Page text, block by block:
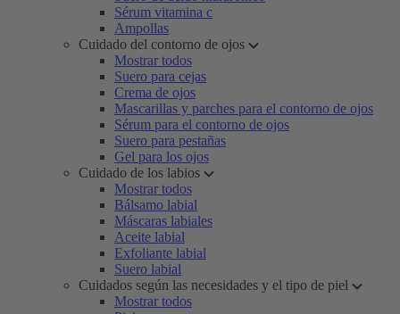
Sérum vitamina c
Ampollas
Cuidado del contorno de ojos
Mostrar todos
Suero para cejas
Crema de ojos
Mascarillas y parches para el contorno de ojos
Sérum para el contorno de ojos
Suero para pestañas
Gel para los ojos
Cuidado de los labios
Mostrar todos
Bálsamo labial
Máscaras labiales
Aceite labial
Exfoliante labial
Suero labial
Cuidados según las necesidades y el tipo de piel
Mostrar todos